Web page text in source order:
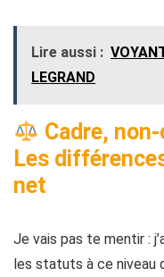
Lire aussi :
LEGRAND
Cadre,
Les
net
Je vais pas te mentir :
les statuts à ce niveau